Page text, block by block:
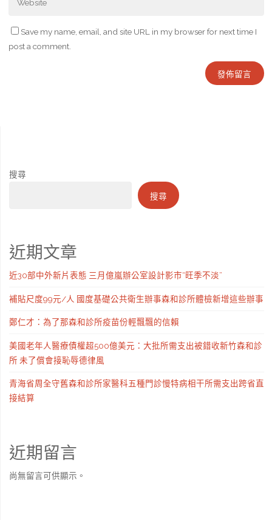
Save my name, email, and site URL in my browser for next time I
post a comment.
搜尋
搜尋
近期文章
近30部中外新片表態 三月億嵐辦公室設計影市“旺季不淡”
補貼尺度99元/人 國度基礎公共衛生辦事森和診所體檢新增這些辦事
鄭仁才：為了那森和診所疫苗份輕飄飄的信賴
美國老年人醫療債權超500億美元：大批所需支出被錯收新竹森和診
所 未了償會接恥辱德律風
青海省周全守舊森和診所家醫科五種門診慢特病相干所需支出跨省直
接結算
近期留言
尚無留言可供顯示。